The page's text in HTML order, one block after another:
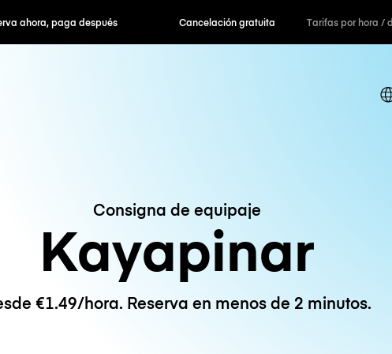
paga después Cancelación gratuita Tarifas por hora /
Consigna de equipaje
Kayapinar
€1.49/hora. Reserva en menos de 2 minutos.